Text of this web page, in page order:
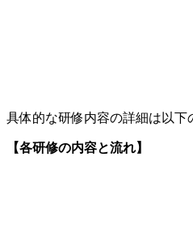
具体的な研修内容の詳細は以下
【各研修の内容と流れ】